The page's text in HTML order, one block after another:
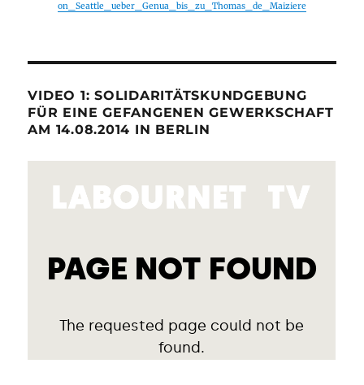
on_Seattle_ueber_Genua_bis_zu_Thomas_de_Maiziere
VIDEO 1: SOLIDARITÄTSKUNDGEBUNG
FÜR EINE GEFANGENEN GEWERKSCHAFT
AM 14.08.2014 IN BERLIN